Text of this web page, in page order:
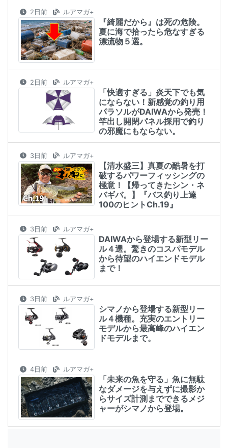
2日前 ルアマガ+
『綺麗だから』は死の危険。
夏に海で拾ったら危なすぎる
漂流物５選。
2日前 ルアマガ+
「快適すぎる」炎天下でも気
にならない！新感覚の釣り用
パラソルがDAIWAから発売！
竿出し開閉パネル採用で釣り
の邪魔にもならない。
3日前 ルアマガ+
【清水盛三】真夏の酷暑を打
破するパワーフィッシングの
極意！【帰ってきたシン・ネ
バギバ。】『バス釣り上達
100のヒントCh.19』
3日前 ルアマガ+
DAIWAから登場する新型リー
ル４選。驚きのコスパモデル
から待望のハイエンドモデル
まで！
3日前 ルアマガ+
シマノから登場する新型リー
ル４機種。充実のエントリー
モデルから最高峰のハイエン
ドモデルまで。
4日前 ルアマガ+
「未来の魚を守る」魚に無駄
なダメージを与えずに撮影か
らサイズ計測までできるメジ
ャーがシマノから登場。